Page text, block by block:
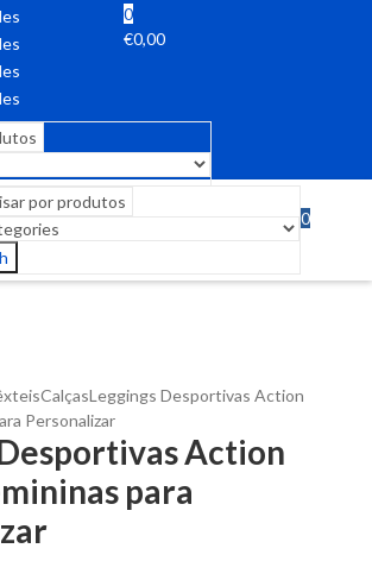
0
€0,00
0
CalçasLeggings Desportivas Action
Personalizar
Action
para